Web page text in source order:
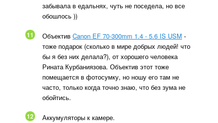
забывала в едальнях, чуть не поседела, но все
обошлось ))
ОбъективCanon EF 70-300mm 1.4 - 5.6 IS USM -
тоже подарок (сколько в мире добрых людей! что
бы я без них делала?), от хорошего человека
Рината Курбаниязова. Объектив этот тоже
помещается в фотосумку, но ношу его там не
часто, только когда точно знаю, что без зума не
обойтись.
11
Аккумуляторы к камере.
12